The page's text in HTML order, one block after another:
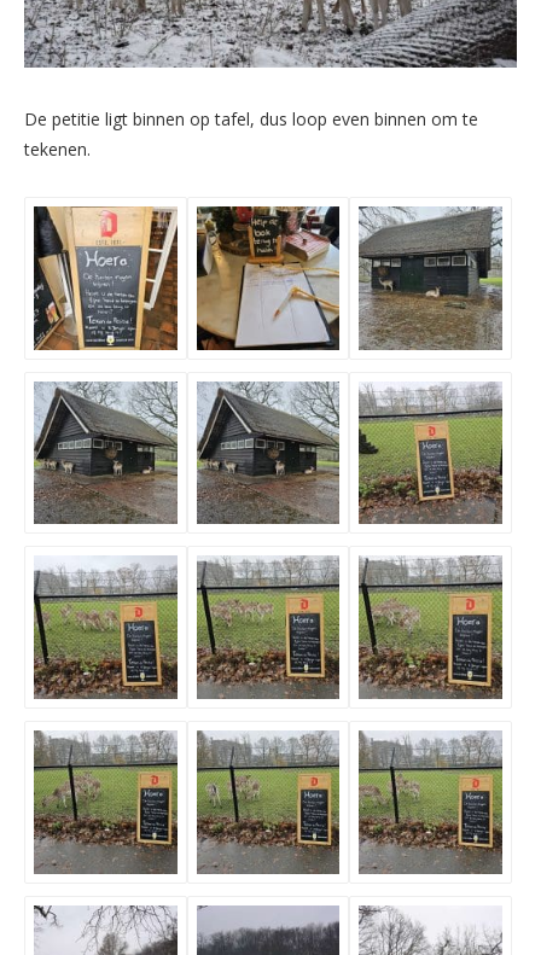
De petitie ligt binnen op tafel, dus loop even binnen om te
tekenen.